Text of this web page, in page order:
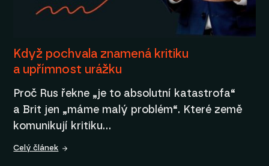
Když pochvala znamená kritiku
a upřímnost urážku
Proč Rus řekne „je to absolutní katastrofa“
a Brit jen „máme malý problém“. Které země
komunikují kritiku…
Celý článek